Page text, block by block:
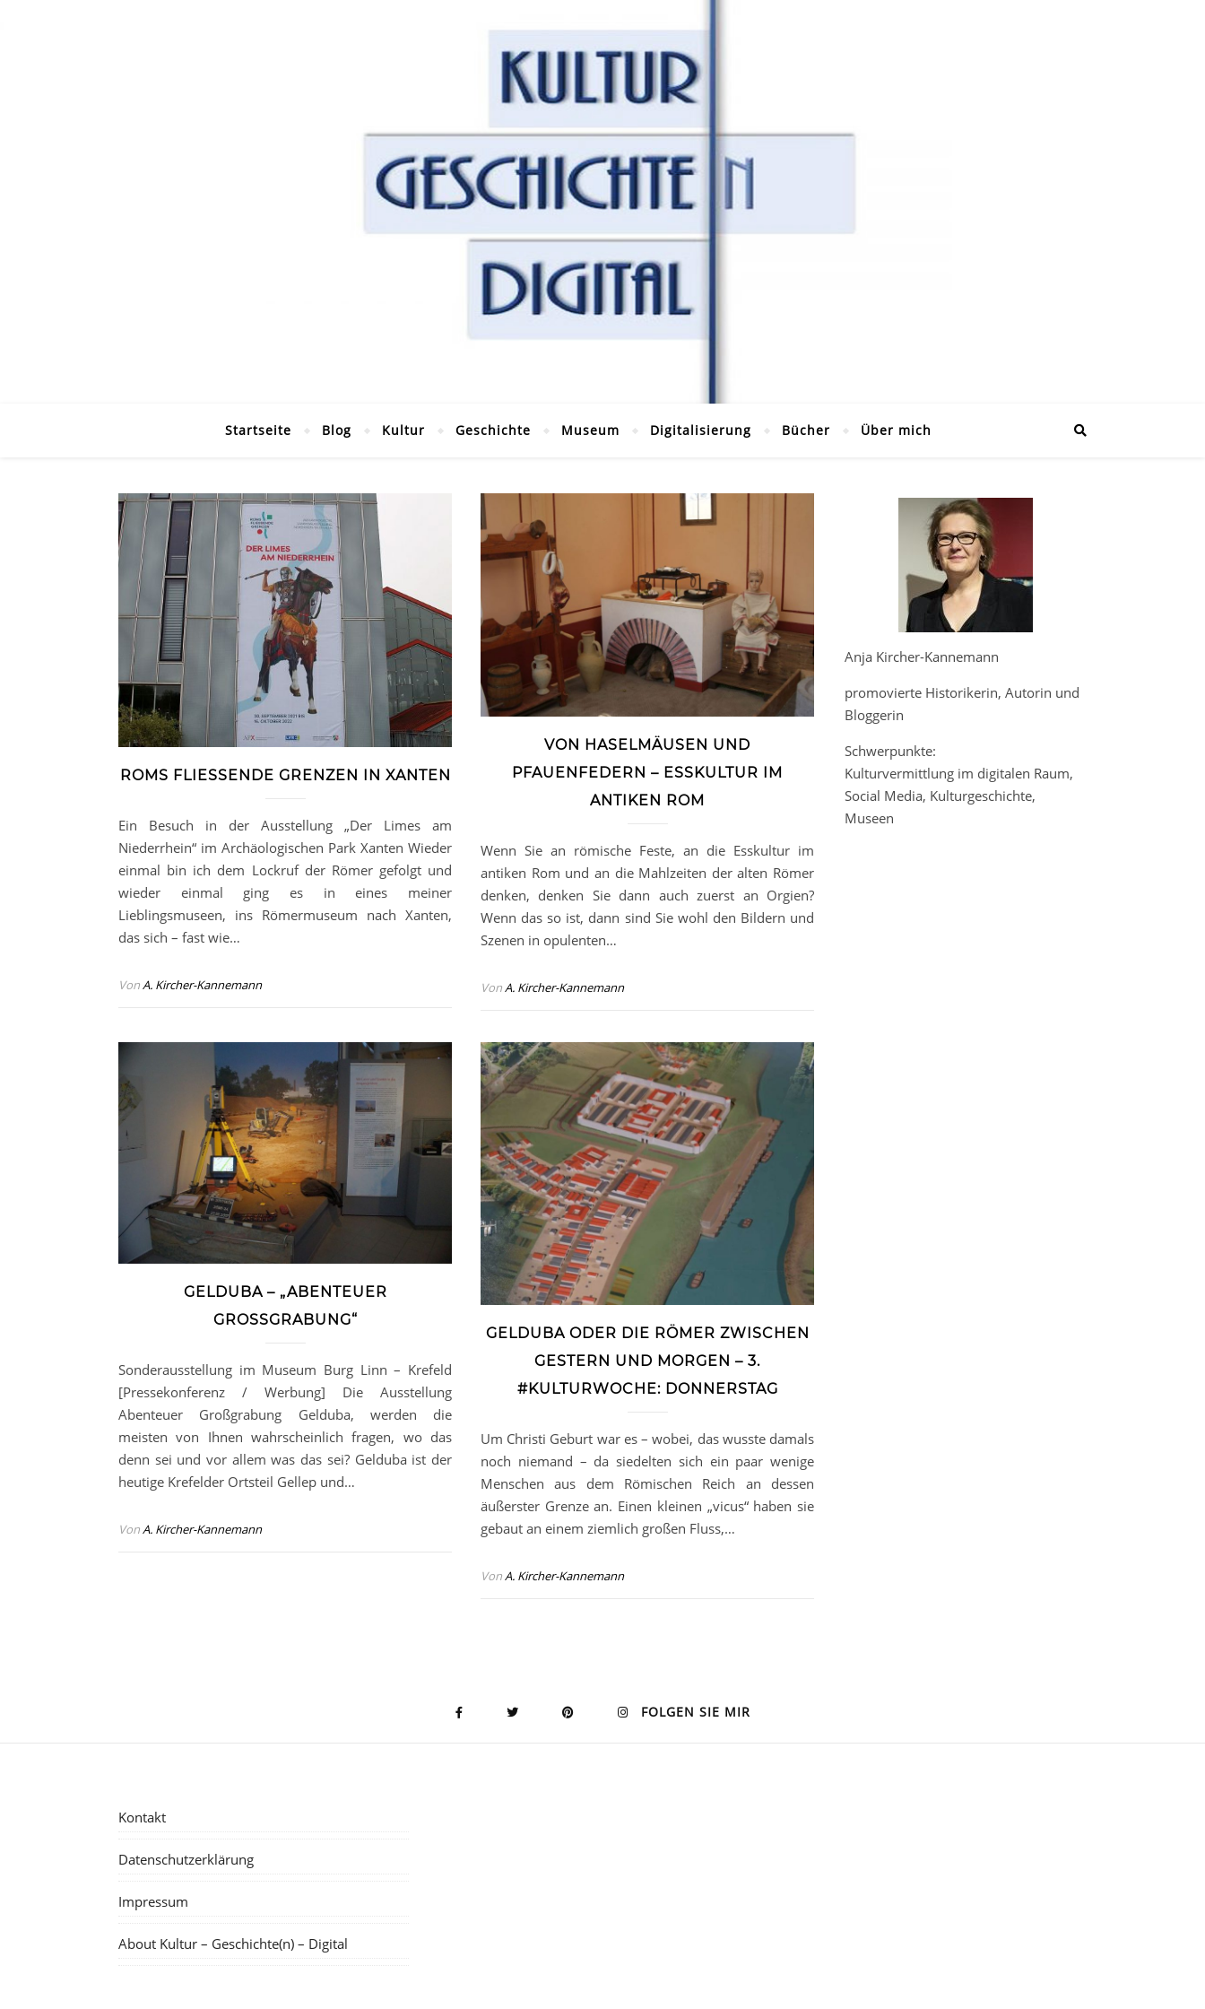
Startseite Blog Kultur Geschichte Museum Digitalisierung Bücher Über mich
ROMS FLIESSENDE GRENZEN IN XANTEN
Ein Besuch in der Ausstellung „Der Limes am
Niederrhein“ im Archäologischen Park Xanten Wieder
einmal bin ich dem Lockruf der Römer gefolgt und
wieder einmal ging es in eines meiner
Lieblingsmuseen, ins Römermuseum nach Xanten,
das sich – fast wie…
VonA. Kircher-Kannemann
VON HASELMÄUSEN UND
PFAUENFEDERN – ESSKULTUR IM
ANTIKEN ROM
Wenn Sie an römische Feste, an die Esskultur im
antiken Rom und an die Mahlzeiten der alten Römer
denken, denken Sie dann auch zuerst an Orgien?
Wenn das so ist, dann sind Sie wohl den Bildern und
Szenen in opulenten…
VonA. Kircher-Kannemann
GELDUBA – „ABENTEUER
GROSSGRABUNG“
Sonderausstellung im Museum Burg Linn – Krefeld
[Pressekonferenz / Werbung] Die Ausstellung
Abenteuer Großgrabung Gelduba, werden die
meisten von Ihnen wahrscheinlich fragen, wo das
denn sei und vor allem was das sei? Gelduba ist der
heutige Krefelder Ortsteil Gellep und…
VonA. Kircher-Kannemann
GELDUBA ODER DIE RÖMER ZWISCHEN
GESTERN UND MORGEN – 3.
#KULTURWOCHE: DONNERSTAG
Um Christi Geburt war es – wobei, das wusste damals
noch niemand – da siedelten sich ein paar wenige
Menschen aus dem Römischen Reich an dessen
äußerster Grenze an. Einen kleinen „vicus“ haben sie
gebaut an einem ziemlich großen Fluss,…
VonA. Kircher-Kannemann
Anja Kircher-Kannemann
promovierte Historikerin, Autorin und
Bloggerin
Schwerpunkte:
Kulturvermittlung im digitalen Raum,
Social Media, Kulturgeschichte,
Museen
FOLGEN SIE MIR
Kontakt
Datenschutzerklärung
Impressum
About Kultur – Geschichte(n) – Digital